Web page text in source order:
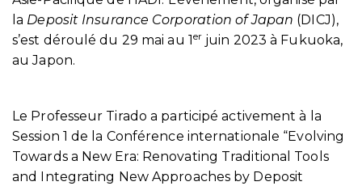
la Deposit Insurance Corporation of Japan (DICJ),
s’est déroulé du 29 mai au 1er juin 2023 à Fukuoka,
au Japon.
Le Professeur Tirado a participé activement à la
Session 1 de la Conférence internationale “Evolving
Towards a New Era: Renovating Traditional Tools
and Integrating New Approaches by Deposit